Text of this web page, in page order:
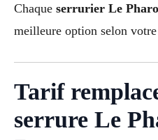
Chaque serrurier Le
meilleure option selon
Tarif
serrure Le